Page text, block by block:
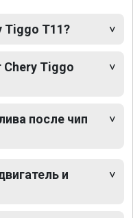
Tiggo T11?
Chery Tiggo
после чип
и